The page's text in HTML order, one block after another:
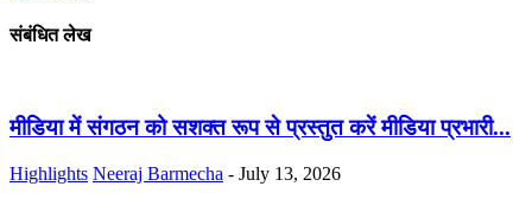
संबंधित लेख
मीडिया में संगठन को सशक्त रूप से प्रस्तुत करें मीडिया प्रभारी...
Highlights Neeraj Barmecha - July 13, 2026